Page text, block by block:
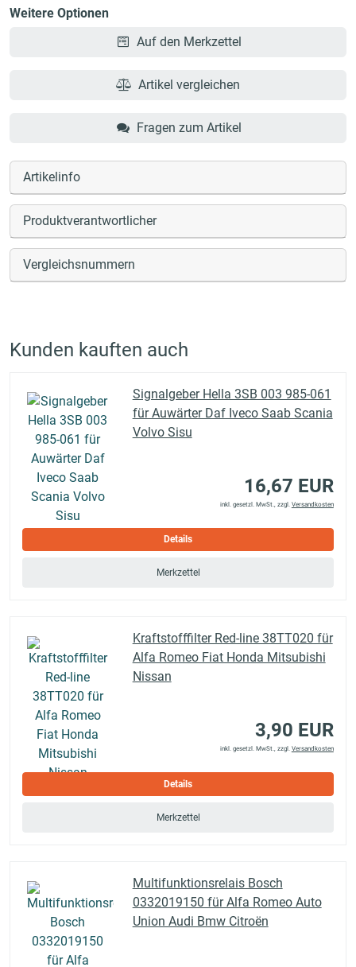
Weitere Optionen
Auf den Merkzettel
Artikel vergleichen
Fragen zum Artikel
Artikelinfo
Produktverantwortlicher
Vergleichsnummern
Kunden kauften auch
Signalgeber Hella 3SB 003 985-061
für Auwärter Daf Iveco Saab Scania
Volvo Sisu
16,67 EUR
inkl. gesetzl. MwSt., zzgl. Versandkosten
Details
Merkzettel
Kraftstofffilter Red-line 38TT020 für
Alfa Romeo Fiat Honda Mitsubishi
Nissan
3,90 EUR
inkl. gesetzl. MwSt., zzgl. Versandkosten
Details
Merkzettel
Multifunktionsrelais Bosch
0332019150 für Alfa Romeo Auto
Union Audi Bmw Citroën